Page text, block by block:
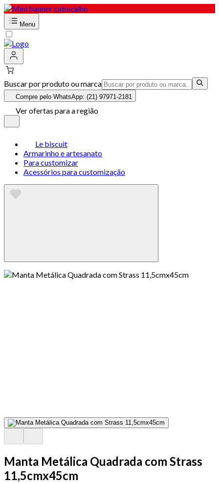
Menu
Buscar por produto ou marca
Compre pelo WhatsApp: (21) 97971-2181
Ver ofertas para a região
Le biscuit
Armarinho e artesanato
Para customizar
Acessórios para customização
Manta Metálica Quadrada com Strass
11,5cmx45cm